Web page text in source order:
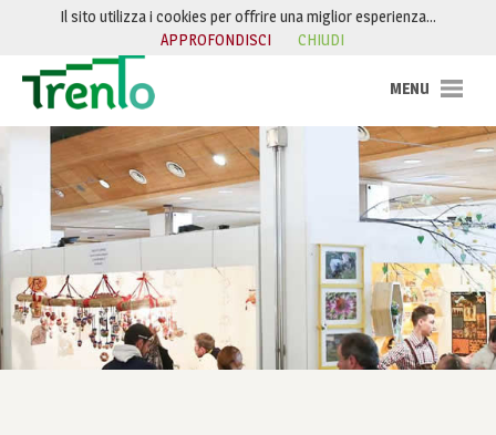
Salta al contenuto
Il sito utilizza i cookies per offrire una miglior esperienza…
APPROFONDISCI
CHIUDI